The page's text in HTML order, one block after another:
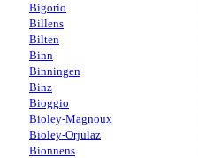
Bigorio
Billens
Bilten
Binn
Binningen
Binz
Bioggio
Bioley-Magnoux
Bioley-Orjulaz
Bionnens